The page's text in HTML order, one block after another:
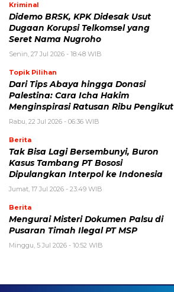
Kriminal
Didemo BRSK, KPK Didesak Usut
Dugaan Korupsi Telkomsel yang
Seret Nama Nugroho
Senin, 27 Jul 2026 - 18:48 WIB
Topik Pilihan
Dari Tips Abaya hingga Donasi
Palestina: Cara Icha Hakim
Menginspirasi Ratusan Ribu Pengikut
Rabu, 22 Jul 2026 - 06:36 WIB
Berita
Tak Bisa Lagi Bersembunyi, Buron
Kasus Tambang PT Bososi
Dipulangkan Interpol ke Indonesia
Jumat, 17 Jul 2026 - 23:49 WIB
Berita
Mengurai Misteri Dokumen Palsu di
Pusaran Timah Ilegal PT MSP
Minggu, 5 Jul 2026 - 10:52 WIB